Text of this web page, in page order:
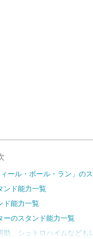
ール・ボール・ラン」の
ンド能力一覧
ド能力一覧
ーのスタンド能力一覧
助、シュトロハイムなども